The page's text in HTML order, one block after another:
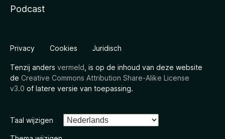
Podcast
Privacy Cookies Juridisch
Tenzij anders vermeld , is op de inhoud van deze website
de Creative Commons Attribution Share-Alike License
v3.0 of latere versie van toepassing.
Taal wijzigen